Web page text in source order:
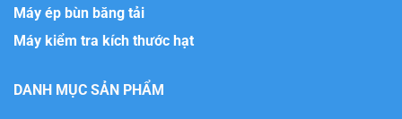
Máy ép bùn băng tải
Máy kiểm tra kích thước hạt
DANH MỤC SẢN PHẨM